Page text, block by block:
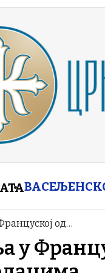
од…
у